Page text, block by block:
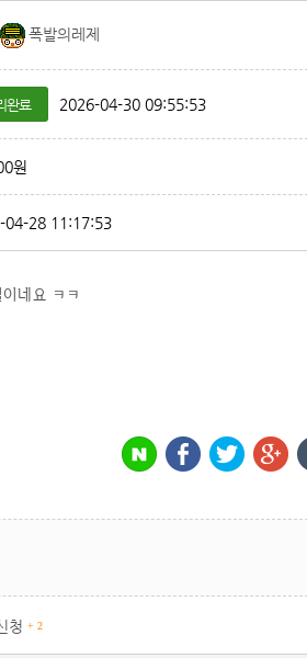
폭발의레제
완료 2026-04-30 09:55:53
원
04-28 11:17:53
이네요 ㅋㅋ
청 + 2